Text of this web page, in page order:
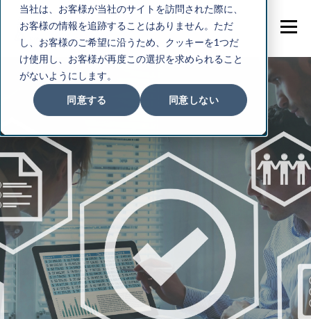
当社は、お客様が当社のサイトを訪問された際に、
お客様の情報を追跡することはありません。ただ
し、お客様のご希望に沿うため、クッキーを1つだ
け使用し、お客様が再度この選択を求められること
がないようにします。
同意する 同意しない